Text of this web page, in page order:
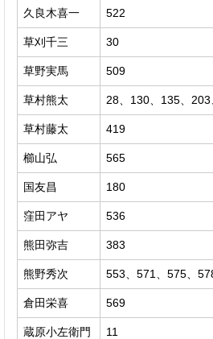
久良木喜一 522
草刈千三 30
草野実馬 509
草村熊太 28、130、135、
草村藤太 419
櫛山弘 565
国友昌 180
窪田アヤ 536
熊田弥吉 383
熊野秀次 553、571、575、
倉田栄喜 569
蔵原小左衛門 11